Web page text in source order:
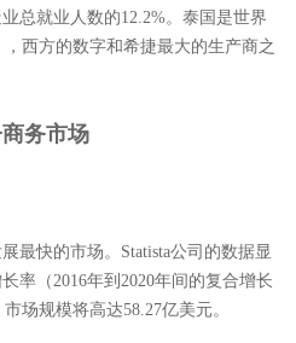
总就业人数的12.2%。泰国是世界
西方的数字和希捷最大的生产商之
务市场
最快的市场。Statista公司的数据显
率（2016年到2020年间的复合增长
场规模将高达58.27亿美元。